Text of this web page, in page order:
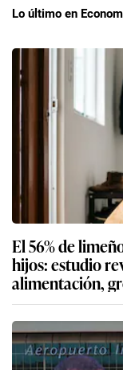
Lo último en
El 56% de
hijos: estudio
alimentación,